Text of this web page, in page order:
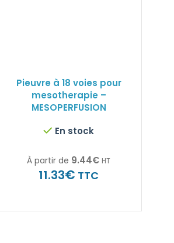
Pieuvre à 18 voies pour
mesotherapie –
MESOPERFUSION
En stock
À partir de 9.44€ HT
11.33€ TTC